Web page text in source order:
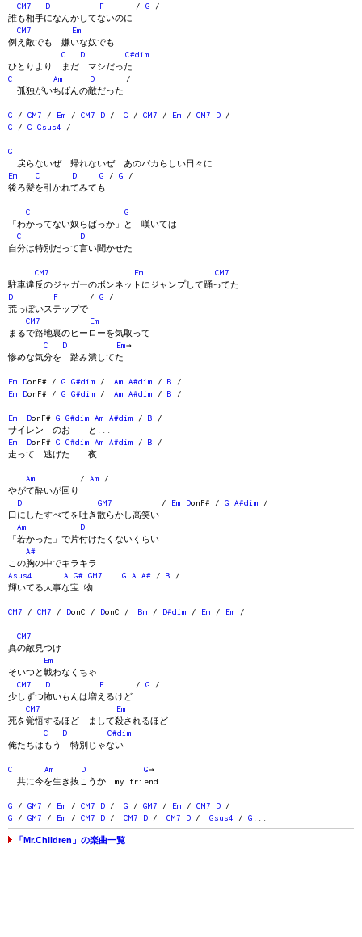
CM7
D F / G /
誰も相手になんかしてないのに
CM7
Em
例え敵でも 嫌いな奴でも
C
D
C#dim
ひとりより まだ マシだった
C
Am D /
孤独がいちばんの敵だった
G / GM7 / Em / CM7 D / G / GM7 / Em / CM7 D /
G / G Gsus4 /
G
戻らないぜ 帰れないぜ あのバカらしい日々に
Em
C D G / G /
後ろ髪を引かれてみても
C
G
「わかってない奴らばっか」と 嘆いては
C
D
自分は特別だって言い聞かせた
CM7 Em
CM7
駐車違反のジャガーのボンネットにジャンプして踊ってた
D
F / G /
荒っぽいステップで
CM7
Em
まるで路地裏のヒーローを気取って
C
D Em→
惨めな気分を 踏み潰してた
Em DonF# / G G#dim / Am A#dim / B /
Em
DonF# / G G#dim / Am A#dim / B /
Em DonF# G G#dim Am A#dim / B /
サイレン のお と...
Em
DonF# G G#dim Am A#dim / B /
走って 逃げた 夜
Am / Am /
やがて酔いが回り
D
GM7 / Em DonF# / G A#dim /
口にしたすべてを吐き散らかし高笑い
Am
D
「若かった」で片付けたくないくらい
A#
この胸の中でキラキラ
Asus4
A G# GM7 G A A# / B /
輝いてる大事な宝 物
CM7 / CM7 / DonC / DonC / Bm / D#dim / Em / Em /
CM7
真の敵見つけ
Em
そいつと戦わなくちゃ
CM7
D F / G /
少しずつ怖いもんは増えるけど
CM7
Em
死を覚悟するほど まして殺されるほど
C
D
C#dim
俺たちはもう 特別じゃない
C Am D G→
共に今を生き抜こうか my friend
G / GM7 / Em / CM7 D / G / GM7 / Em / CM7 D /
G / GM7 / Em / CM7 D / CM7 D / CM7 D / Gsus4 / G
「Mr.Children」の楽曲一覧